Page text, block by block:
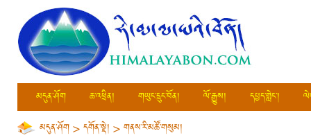
མདུན་ཤོག ཆ་འཕྲིན། གཡུང་དྲུང་བོན། ལོ་རྒྱུས། དཔྱད་གླེང་།
མདུན་ཤོག>དགོན་སྡེ། >གནས་རི་མཚོ་གསུམ།